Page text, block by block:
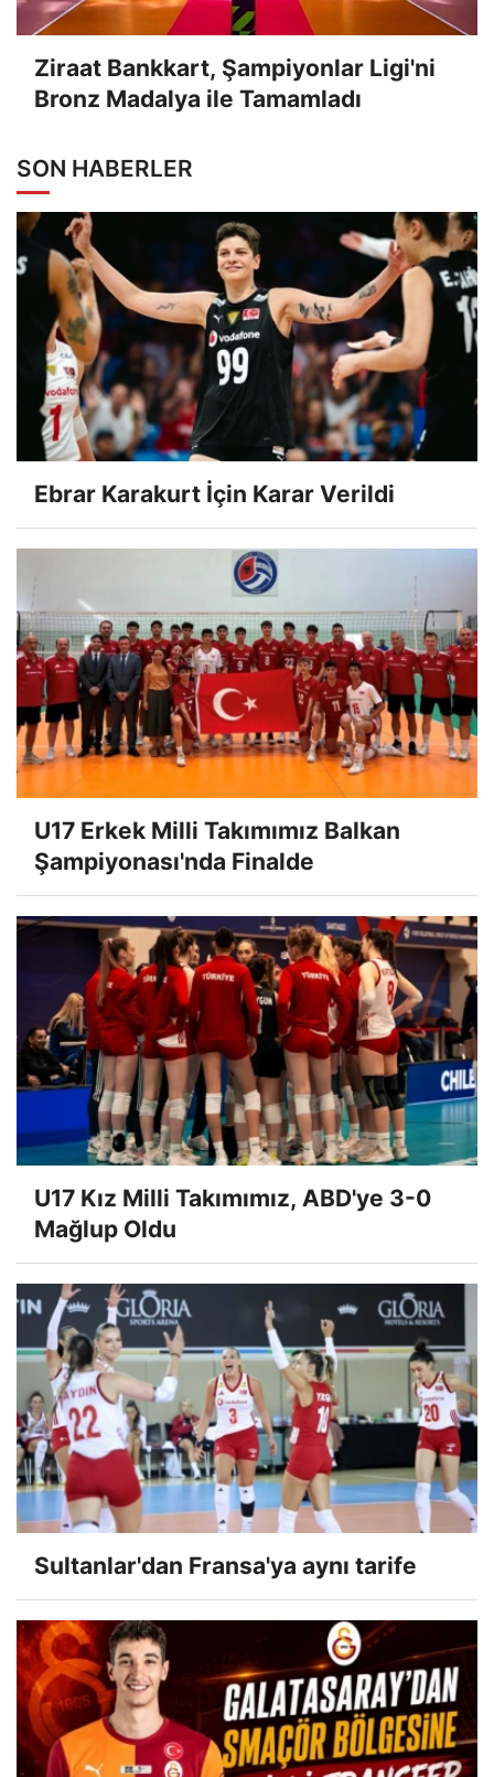
Ziraat Bankkart, Şampiyonlar Ligi'ni
Bronz Madalya ile Tamamladı
SON HABERLER
Ebrar Karakurt İçin Karar Verildi
U17 Erkek Milli Takımımız Balkan
Şampiyonası'nda Finalde
U17 Kız Milli Takımımız, ABD'ye 3-0
Mağlup Oldu
Sultanlar'dan Fransa'ya aynı tarife